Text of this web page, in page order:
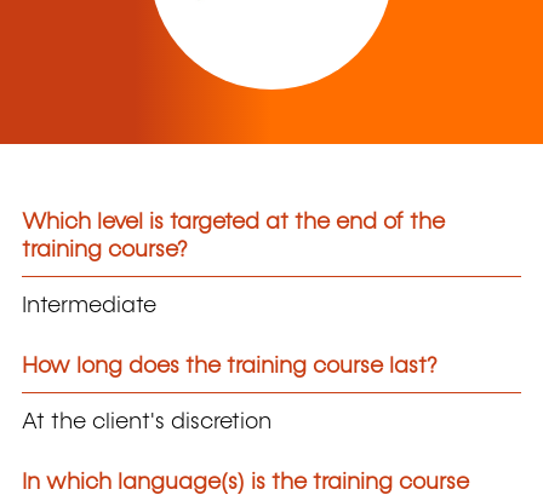
Which level is targeted at the end of the
training course?
Intermediate
How long does the training course last?
At the client's discretion
In which language(s) is the training course